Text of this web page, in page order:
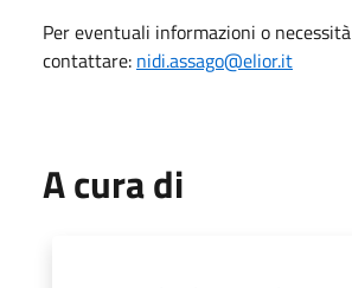
Per eventuali informazioni o necessità
contattare: nidi.assago@elior.it
A cura di